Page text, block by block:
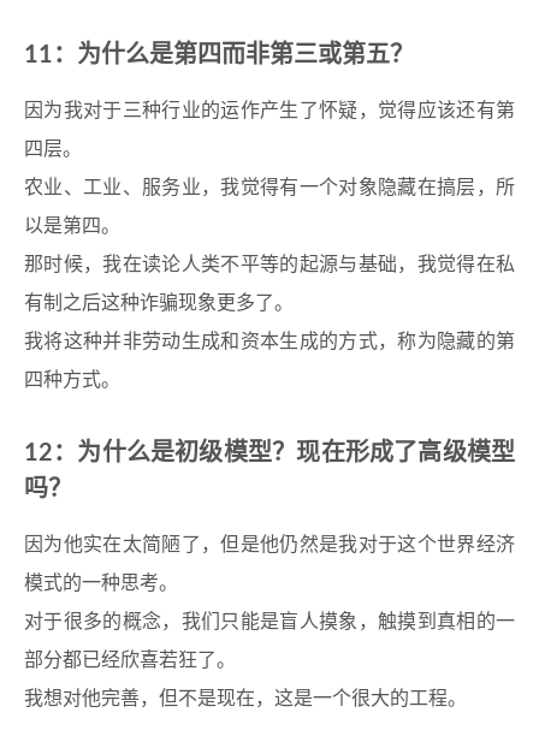
11：为什么是第四而非第三或第五？
因为我对于三种行业的运作产生了怀疑，觉得应该还有第
四层。
农业、工业、服务业，我觉得有一个对象隐藏在搞层，所
以是第四。
那时候，我在读论人类不平等的起源与基础，我觉得在私
有制之后这种诈骗现象更多了。
我将这种并非劳动生成和资本生成的方式，称为隐藏的第
四种方式。
12：为什么是初级模型？现在形成了高级模型
吗？
因为他实在太简陋了，但是他仍然是我对于这个世界经济
模式的一种思考。
对于很多的概念，我们只能是盲人摸象，触摸到真相的一
部分都已经欣喜若狂了。
我想对他完善，但不是现在，这是一个很大的工程。